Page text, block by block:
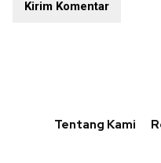
Tentang Kami